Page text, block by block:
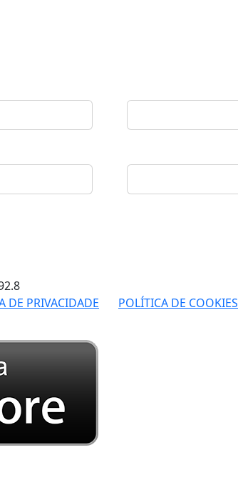
DE PRIVACIDADE POLÍTICA DE COOKIES